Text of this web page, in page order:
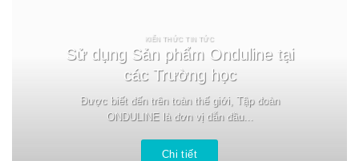
KIẾN THỨC TIN TỨC
Sử dụng Sản phẩm Onduline tại
các Trường học
Được biết đến trên toàn thế giới, Tập đoàn
ONDULINE là đơn vị dẫn đầu...
Chi tiết